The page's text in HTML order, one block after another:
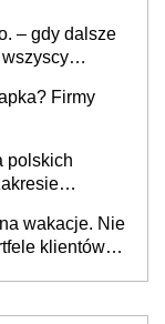
– gdy dalsze
Firmy
polskich
wakacje. Nie
klientów